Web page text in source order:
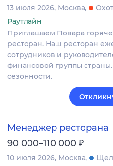
13 июля 2026 Москва
Раутлайн
Приглашаем Повара
ресторан. Наш ресторан
сотрудников и
финансовой группы страны.
сезонности.
Менеджер ресторана
90 000–110 000 ₽
10 июля 2026 Москва